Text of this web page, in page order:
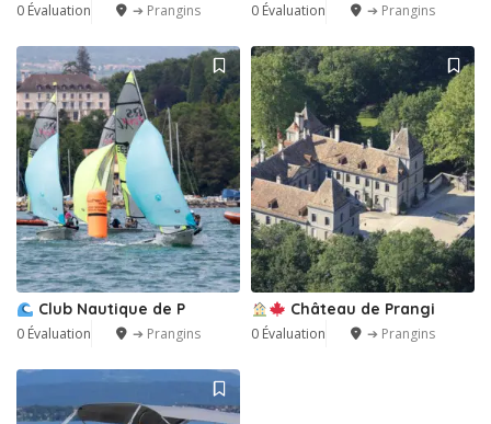
0 Évaluation ➔ Prangins 0 Évaluation ➔ Prangins
Club Nautique de P
0 Évaluation ➔ Prangins
Château de Prangi
0 Évaluation ➔ Prangins